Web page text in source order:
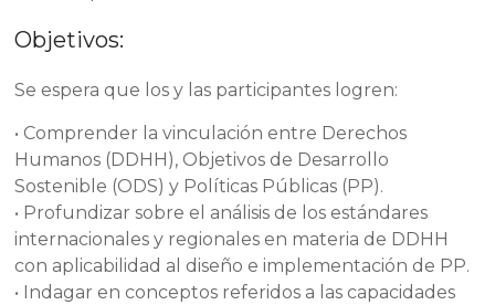
Objetivos:
Se espera que los y las participantes logren:
• Comprender la vinculación entre Derechos
Humanos (DDHH), Objetivos de Desarrollo
Sostenible (ODS) y Políticas Públicas (PP).
• Profundizar sobre el análisis de los estándares
internacionales y regionales en materia de DDHH
con aplicabilidad al diseño e implementación de PP.
• Indagar en conceptos referidos a las capacidades